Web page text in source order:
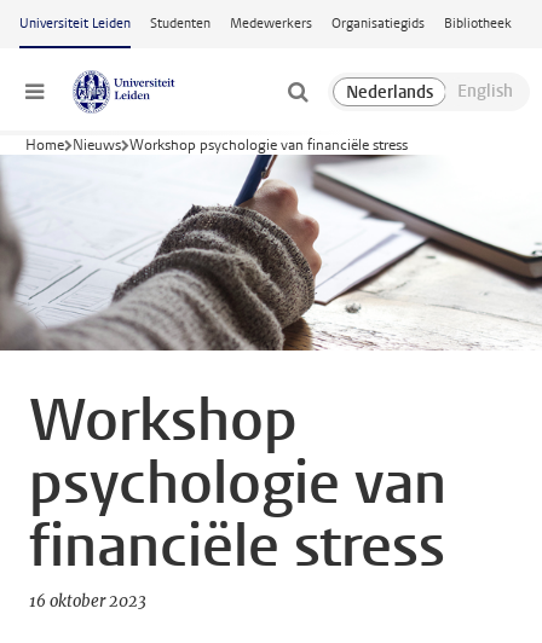
Ga naar hoofdinhoud
Universiteit Leiden Studenten Medewerkers Organisatiegids Bibliotheek
Menu
Home Nieuws Workshop psychologie van financiële stress
Workshop
psychologie van
financiële stress
16 oktober 2023